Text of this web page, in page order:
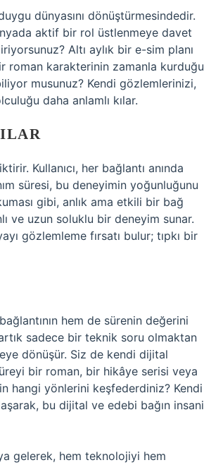
dünyasını dönüştürmesindedir.
aktif bir rol üstlenmeye davet
Altı aylık bir e-sim planı
roman karakterinin zamanla kurduğu
musunuz? Kendi gözlemlerinizi,
daha anlamlı kılar.
Kullanıcı, her bağlantı anında
süresi, bu deneyimin yoğunluğunu
gibi, anlık ama etkili bir bağ
ve uzun soluklu bir deneyim sunar.
gözlemleme fırsatı bulur; tıpkı bir
hem de sürenin değerini
sadece bir teknik soru olmaktan
dönüşür. Siz de kendi dijital
bir roman, bir hikâye serisi veya
hangi yönlerini keşfederdiniz? Kendi
bu dijital ve edebi bağın insani
gelerek, hem teknolojiyi hem